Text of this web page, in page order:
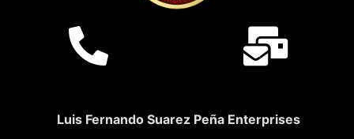
Luis Fernando Suarez Peña Enterprises